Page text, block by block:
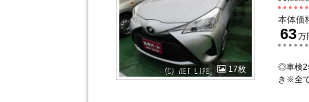
17枚
本体価
63万
◎車検2
き※全